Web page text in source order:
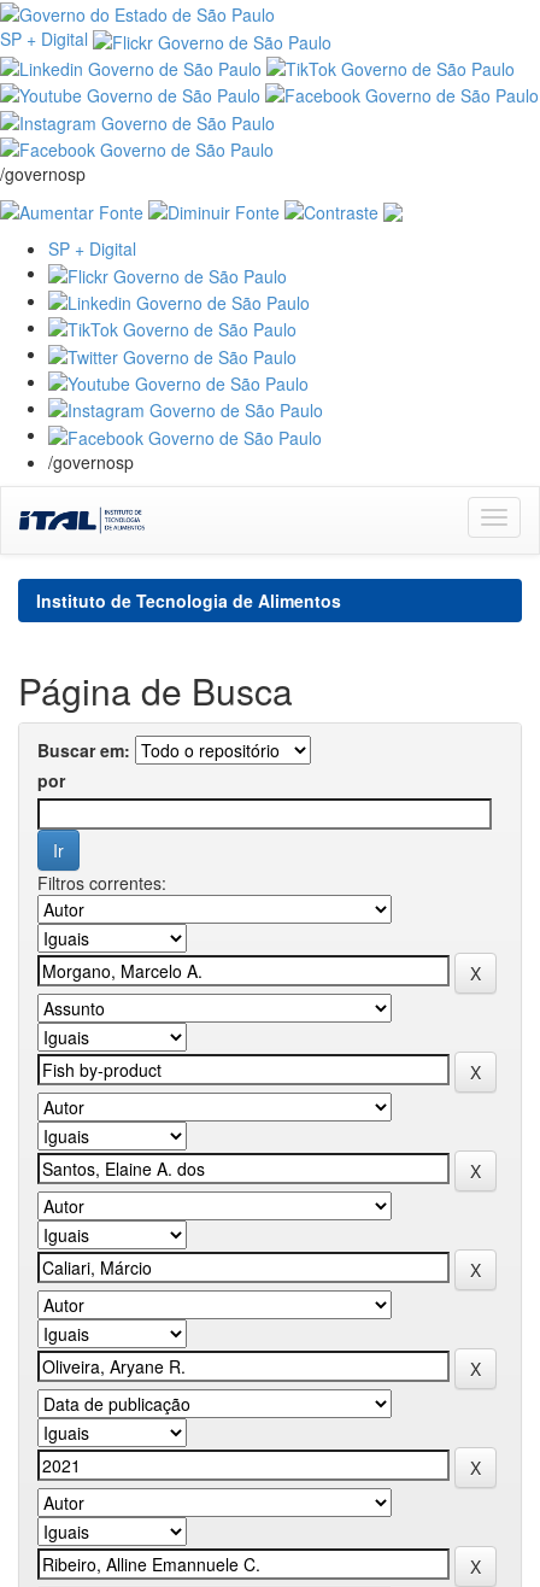
SP + Digital
/governosp
SP + Digital
/governosp
navigation
Instituto de Tecnologia de Alimentos
Página de Busca
Buscar em:
por
Filtros correntes: